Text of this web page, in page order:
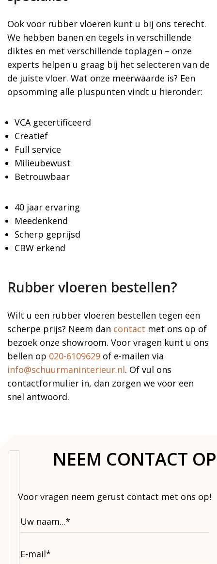
Ook voor rubber vloeren kunt u bij ons terecht.
We hebben banen en tegels in verschillende
diktes en met verschillende toplagen – onze
experts helpen u graag bij het selecteren van de
de juiste vloer. Wat onze meerwaarde is? Een
opsomming alle pluspunten vindt u hieronder:
VCA gecertificeerd
Creatief
Full service
Milieubewust
Betrouwbaar
40 jaar ervaring
Meedenkend
Scherp geprijsd
CBW erkend
Rubber vloeren bestellen?
Wilt u een rubber vloeren bestellen tegen een
scherpe prijs? Neem dan contact met ons op of
bezoek onze showroom. Voor vragen kunt u ons
bellen op 020-6109629 of e-mailen via
info@schuurmaninterieur.nl. Of vul ons
contactformulier in, dan zorgen we voor een
snel antwoord.
NEEM CONTACT OP
Voor vragen neem gerust contact met ons op!